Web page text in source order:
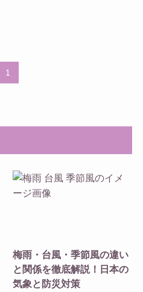
1
梅雨・台風・季節風の違い
と関係を徹底解説！日本の
気象と防災対策